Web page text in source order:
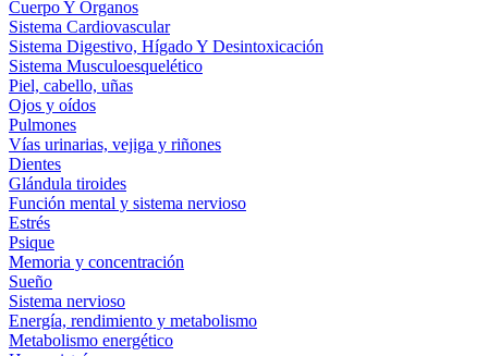
Cuerpo Y Órganos
Sistema Cardiovascular
Sistema Digestivo, Hígado Y Desintoxicación
Sistema Musculoesquelético
Piel, cabello, uñas
Ojos y oídos
Pulmones
Vías urinarias, vejiga y riñones
Dientes
Glándula tiroides
Función mental y sistema nervioso
Estrés
Psique
Memoria y concentración
Sueño
Sistema nervioso
Energía, rendimiento y metabolismo
Metabolismo energético